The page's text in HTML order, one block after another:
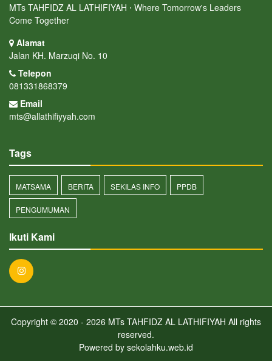
MTs TAHFIDZ AL LATHIFIYAH ⋅ Where Tomorrow's Leaders
Come Together
Alamat
Jalan KH. Marzuqi No. 10
Telepon
081331868379
Email
mts@allathifiyyah.com
Tags
MATSAMA BERITA SEKILAS INFO PPDB
PENGUMUMAN
Ikuti Kami
Copyright © 2020 - 2026 MTs TAHFIDZ AL LATHIFIYAH All rights
reserved.
Powered by sekolahku.web.id